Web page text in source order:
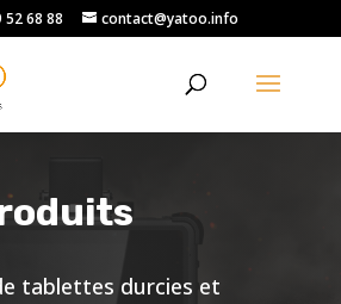
52 68 88 contact@yatoo.info
tablettes durcies et